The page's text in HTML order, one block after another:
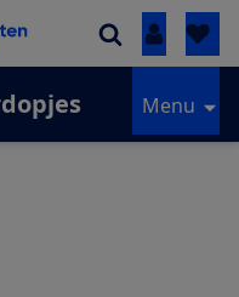
Inloggen
Menu